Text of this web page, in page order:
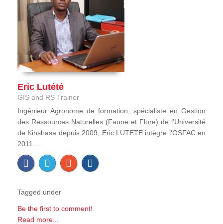
Eric Lutété
GIS and RS Trainer
Ingénieur Agronome de formation, spécialiste en Gestion
des Ressources Naturelles (Faune et Flore) de l’Université
de Kinshasa depuis 2009, Eric LUTETE intègre l'OSFAC en
2011 ...
Tagged under
Be the first to comment!
Read more...